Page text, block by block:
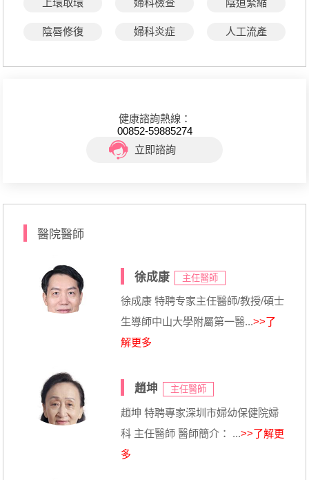
上環取環 婦科檢查 陰道緊縮
陰唇修復 婦科炎症 人工流產
健康諮詢熱線：
00852-59885274
立即諮詢
醫院醫師
徐成康 主任醫師
徐成康 特聘专家主任醫師/教授/碩士
生導師中山大學附屬第一醫...>>了
解更多
趙坤 主任醫師
趙坤 特聘專家深圳市婦幼保健院婦
科 主任醫師 醫師簡介： ...>>了解更
多